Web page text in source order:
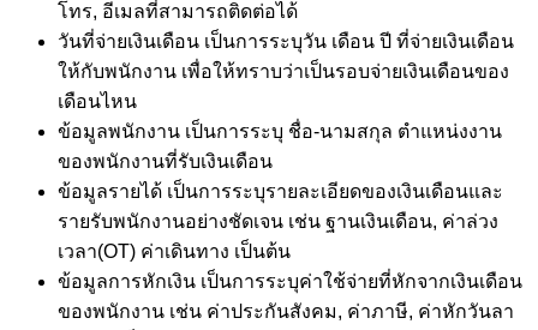
โทร, อีเมลที่สามารถติดต่อได้
วันที่จ่ายเงินเดือน เป็นการระบุวัน เดือน ปี ที่จ่ายเงินเดือน
ให้กับพนักงาน เพื่อให้ทราบว่าเป็นรอบจ่ายเงินเดือนของ
เดือนไหน
ข้อมูลพนักงาน เป็นการระบุ ชื่อ-นามสกุล ตำแหน่งงาน
ของพนักงานที่รับเงินเดือน
ข้อมูลรายได้ เป็นการระบุรายละเอียดของเงินเดือนและ
รายรับพนักงานอย่างชัดเจน เช่น ฐานเงินเดือน, ค่าล่วง
เวลา(OT) ค่าเดินทาง เป็นต้น
ข้อมูลการหักเงิน เป็นการระบุค่าใช้จ่ายที่หักจากเงินเดือน
ของพนักงาน เช่น ค่าประกันสังคม, ค่าภาษี, ค่าหักวันลา